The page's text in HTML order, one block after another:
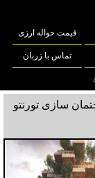
قیمت حواله ارزی
تماس با زربان
سازی تورنتو